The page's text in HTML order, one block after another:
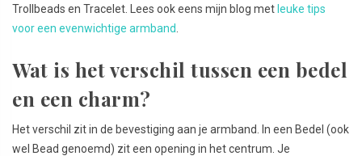
Trollbeads en Tracelet. Lees ook eens mijn blog met leuke tips
voor een evenwichtige armband
Wat is het verschil tussen een bedel
en een charm?
Het verschil zit in de bevestiging aan je armband. In een Bedel (ook
wel Bead genoemd) zit een opening in het centrum. Je